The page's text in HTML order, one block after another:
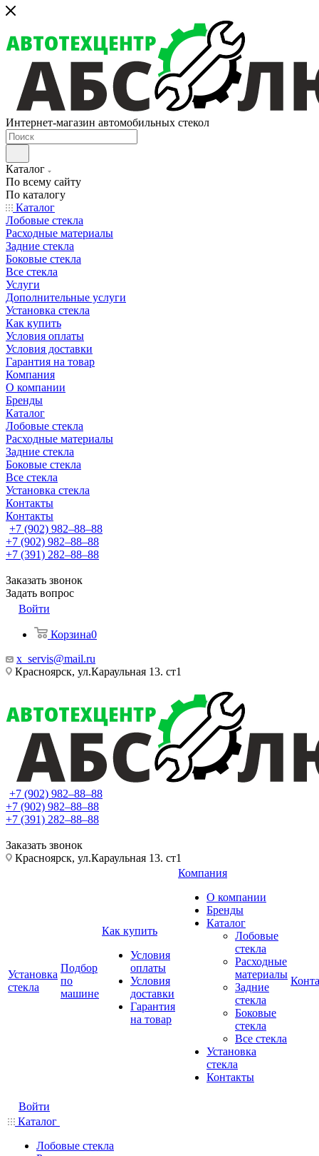
Интернет-магазин автомобильных стекол
Каталог
По всему сайту
По каталогу
Каталог
Лобовые стекла
Расходные материалы
Задние стекла
Боковые стекла
Все стекла
Услуги
Дополнительные услуги
Установка стекла
Как купить
Условия оплаты
Условия доставки
Гарантия на товар
Компания
О компании
Бренды
Каталог
Лобовые стекла
Расходные материалы
Задние стекла
Боковые стекла
Все стекла
Установка стекла
Контакты
Контакты
+7 (902) 982‒88‒88
+7 (902) 982‒88‒88
+7 (391) 282‒88‒88
Заказать звонок
Задать вопрос
Войти
Корзина0
x_servis@mail.ru
Красноярск, ул.Караульная 13. ст1
+7 (902) 982‒88‒88
+7 (902) 982‒88‒88
+7 (391) 282‒88‒88
Заказать звонок
Красноярск, ул.Караульная 13. ст1
Установка
стекла
Подбор
по
машине
Как купить
Условия
оплаты
Условия
доставки
Гарантия
на товар
Компания
О компании
Бренды
Каталог
Лобовые
стекла
Расходные
материалы
Задние
стекла
Боковые
стекла
Все стекла
Установка
стекла
Контакты
Войти
Каталог
Лобовые стекла